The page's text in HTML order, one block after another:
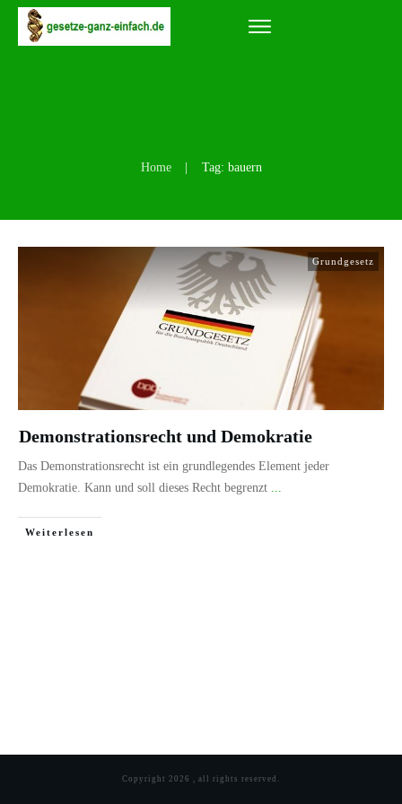
Home | Tag: bauern
Grundgesetz
Demonstrationsrecht und Demokratie
Das Demonstrationsrecht ist ein grundlegendes Element jeder
Demokratie. Kann und soll dieses Recht begrenzt
Weiterlesen
Copyright 2026 , all rights reserved.